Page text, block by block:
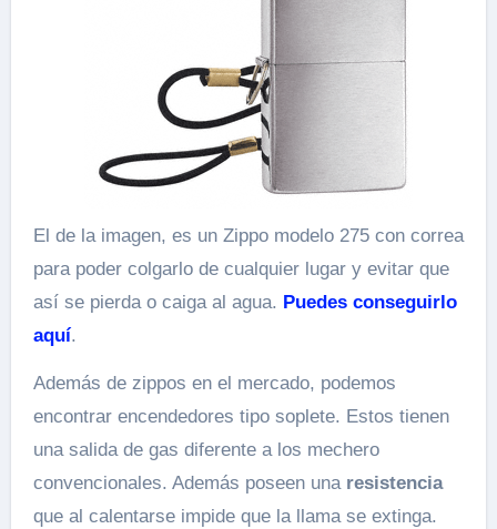
El de la imagen, es un Zippo modelo 275 con correa
para poder colgarlo de cualquier lugar y evitar que
así se pierda o caiga al agua. Puedes conseguirlo
aquí.
Además de zippos en el mercado, podemos
encontrar encendedores tipo soplete. Estos tienen
una salida de gas diferente a los mechero
convencionales. Además poseen una resistencia
que al calentarse impide que la llama se extinga.